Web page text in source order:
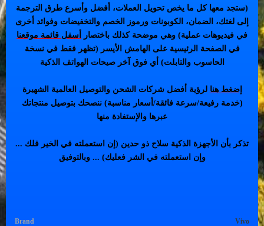
(ستجد معها كل ما يخص تحويل العملات، أفضل وأسرع طرق الترجمة
إلى لغتك، الضمان، الكوبونات ورموز الخصم والتخفيضات وفوائد أخرى
في فيديوهات عملية) وهي موضحة كذلك باختصار
أسفل قائمة موقعنا
في الصفحة الرئيسية على الهامش الأيسر (تظهر فقط في نسخة
الحاسوب والتابلت) أي فوق آخر صيحات الهواتف الذكية
إضغط هنا لرؤية أفضل شركات الشحن والتوصيل العالمية الشهيرة
(خدمة رفيعة/سرعة فائقة/أسعار مناسبة) ننصحك بتوصيل منتجاتك
عبرها والإستفادة منها
تذكر بأن الأجهزة الذكية سلاح ذو حدين (إن استعملته في الخير فلك ...
وإن استعملته في الشر فعليك) ... وبالتوفيق
Brand
Vivo